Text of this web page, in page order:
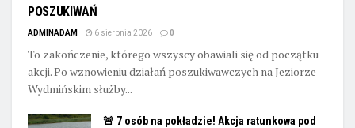
POSZUKIWAŃ
ADMINADAM 6 sierpnia 2026 0
To zakończenie, którego wszyscy obawiali się od początku
akcji. Po wznowieniu działań poszukiwawczych na Jeziorze
Wydmińskim służby...
🚨 7 osób na pokładzie! Akcja ratunkowa pod